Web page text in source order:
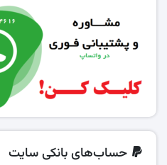
حساب‌های بانکی سایت